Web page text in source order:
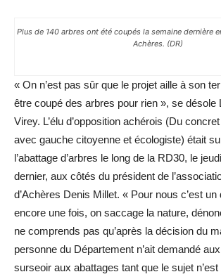
Plus de 140 arbres ont été coupés la semaine dernière
Achères. (DR)
« On n’est pas sûr que le projet aille à son
être coupé des arbres pour rien », se désole
Virey. L’élu d’opposition achérois (Du
avec gauche citoyenne et écologiste) était
l’abattage d’arbres le long de la RD30, le
dernier, aux côtés du président de
d’Achères Denis Millet. « Pour nous c’est
encore une fois, on saccage la nature,
ne comprends pas qu’après la décision du
personne du Département n’ait demandé
surseoir aux abattages tant que le sujet